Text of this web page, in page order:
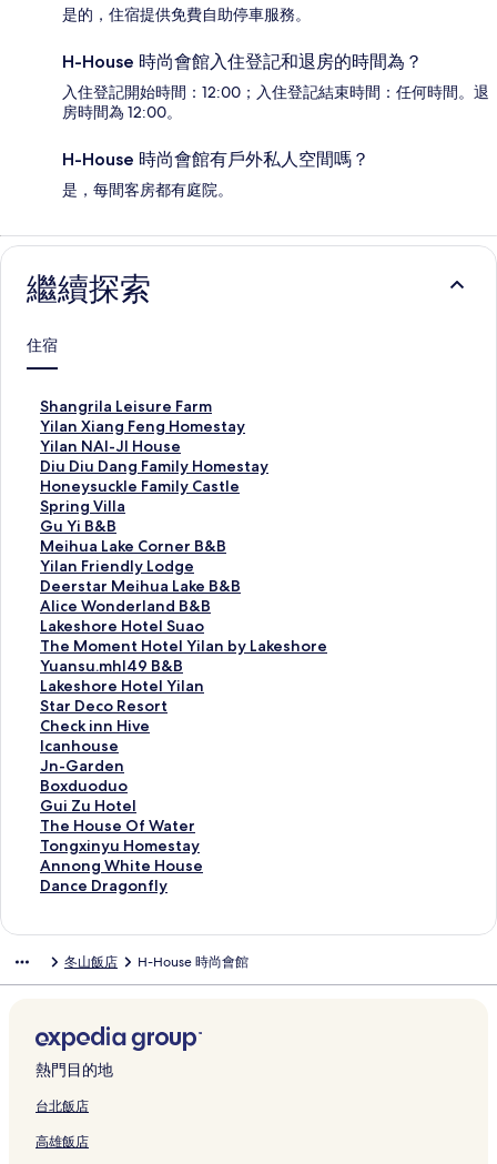
是的，住宿提供免費自助停車服務。
H-House 時尚會館入住登記和退房的時間為？
入住登記開始時間：12:00；入住登記結束時間：任何時間。退
房時間為 12:00。
H-House 時尚會館有戶外私人空間嗎？
是，每間客房都有庭院。
繼續探索
住宿
Shangrila Leisure Farm
S
h
a
n
g
r
i
l
a
L
e
i
s
u
r
e
F
a
r
m
的
連
結
Yilan Xiang Feng Homestay
Y
i
l
a
n
X
i
a
n
g
F
e
n
g
H
o
m
e
s
t
a
y
的
連
Yilan NAI-JI House
Y
i
l
a
n
N
A
I
-
J
I
H
o
u
s
e
的
連
結
Diu Diu Dang Family Homestay
D
i
u
D
i
u
D
a
n
g
F
a
m
i
l
y
H
o
m
e
s
t
連
結
Honeysuckle Family Castle
H
o
n
e
y
s
u
c
k
l
e
F
a
m
i
l
y
C
a
s
t
連
結
Spring Villa
S
p
r
i
n
g
V
i
l
l
a
的
連
結
Gu Yi B&B
G
u
Y
i
B
&
B
的
連
結
Meihua Lake Corner B&B
M
e
i
h
u
a
L
a
k
e
C
o
r
n
e
r
B
&
結
Yilan Friendly Lodge
Y
i
l
a
n
F
r
i
e
n
d
l
y
L
o
d
g
結
Deerstar Meihua Lake B&B
D
e
e
r
s
t
a
r
M
e
i
h
u
a
L
a
B
結
Alice Wonderland B&B
A
l
i
c
e
W
o
n
d
e
r
l
a
n
d
的
連
Lakeshore Hotel Suao
L
a
k
e
s
h
o
r
e
H
o
t
e
l
的
The Moment Hotel Yilan by Lakeshore
T
h
e
M
o
m
e
n
t
H
o
t
e
a
y
L
a
k
s
Yuansu.mhl49 B&B
Y
u
a
n
s
u
.
m
h
l
4
9
的
連
Lakeshore Hotel Yilan
L
a
k
e
s
h
o
r
e
H
o
i
n
的
連
結
Star Deco Resort
S
t
a
r
D
e
c
o
R
e
的
Check inn Hive
C
h
e
c
k
i
n
n
H
的
連
Icanhouse
I
c
a
n
h
o
u
s
結
Jn-Garden
J
n
-
G
a
r
d
連
結
Boxduoduo
B
o
x
d
u
o
的
連
Gui Zu Hotel
G
u
i
Z
u
l
結
The House Of Water
T
h
e
H
O
a
t
e
r
連
Tongxinyu Homestay
T
o
n
y
o
m
e
s
a
Annong White House
A
n
W
t
e
H
o
s
Dance Dragonfly
D
D
g
o
n
f
y
冬山飯店 H-House 時尚會館
熱門目的地
台北飯店
高雄飯店